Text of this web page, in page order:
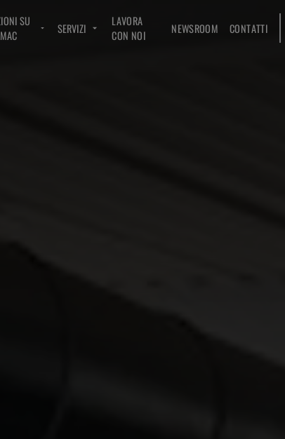
SU
SERVIZI
LAVORA
CON NOI
NEWSROOM CONTATTI